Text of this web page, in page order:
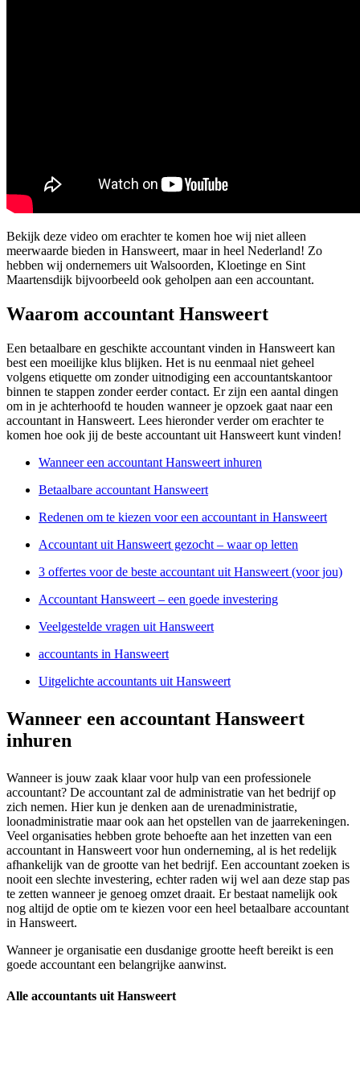
Bekijk deze video om erachter te komen hoe wij niet alleen
meerwaarde bieden in Hansweert, maar in heel Nederland! Zo
hebben wij ondernemers uit Walsoorden, Kloetinge en Sint
Maartensdijk bijvoorbeeld ook geholpen aan een accountant.
Waarom accountant Hansweert
Een betaalbare en geschikte accountant vinden in Hansweert kan
best een moeilijke klus blijken. Het is nu eenmaal niet geheel
volgens etiquette om zonder uitnodiging een accountantskantoor
binnen te stappen zonder eerder contact. Er zijn een aantal dingen
om in je achterhoofd te houden wanneer je opzoek gaat naar een
accountant in Hansweert. Lees hieronder verder om erachter te
komen hoe ook jij de beste accountant uit Hansweert kunt vinden!
Wanneer een accountant Hansweert inhuren
Betaalbare accountant Hansweert
Redenen om te kiezen voor een accountant in Hansweert
Accountant uit Hansweert gezocht – waar op letten
3 offertes voor de beste accountant uit Hansweert (voor jou)
Accountant Hansweert – een goede investering
Veelgestelde vragen uit Hansweert
accountants in Hansweert
Uitgelichte accountants uit Hansweert
Wanneer een accountant Hansweert
inhuren
Wanneer is jouw zaak klaar voor hulp van een professionele
accountant? De accountant zal de administratie van het bedrijf op
zich nemen. Hier kun je denken aan de urenadministratie,
loonadministratie maar ook aan het opstellen van de jaarrekeningen.
Veel organisaties hebben grote behoefte aan het inzetten van een
accountant in Hansweert voor hun onderneming, al is het redelijk
afhankelijk van de grootte van het bedrijf. Een accountant zoeken is
nooit een slechte investering, echter raden wij wel aan deze stap pas
te zetten wanneer je genoeg omzet draait. Er bestaat namelijk ook
nog altijd de optie om te kiezen voor een heel betaalbare accountant
in Hansweert.
Wanneer je organisatie een dusdanige grootte heeft bereikt is een
goede accountant een belangrijke aanwinst.
Alle accountants uit Hansweert